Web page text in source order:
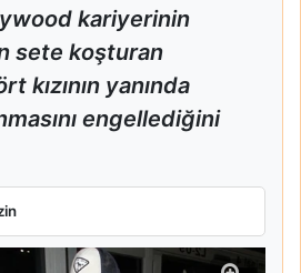
kariyerinin
sete koşturan
kızının yanında
engellediğini
Pişmanlığını İtiraf Etti